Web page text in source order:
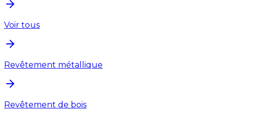
Voir tous
Revêtement métallique
Revêtement de bois